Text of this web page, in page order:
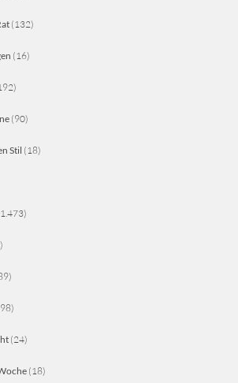
(132)
(16)
(90)
Stil (18)
(24)
(18)